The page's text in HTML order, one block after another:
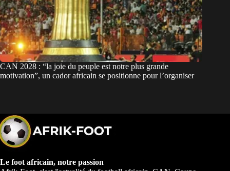
CAN 2028 : “la joie du peuple est notre plus grande
motivation”, un cador africain se positionne pour l’organiser
Le foot africain, notre passion